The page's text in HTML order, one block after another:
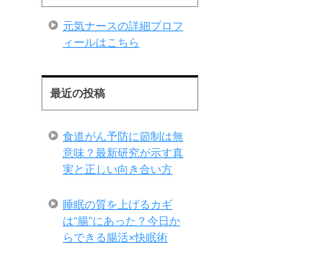
元気ナースの詳細プロフ
ィールはこちら
最近の投稿
食道がん予防に節制は無
意味？最新研究が示す真
実と正しい向き合い方
睡眠の質を上げるカギ
は“腸”にあった？今日か
らできる腸活×快眠術